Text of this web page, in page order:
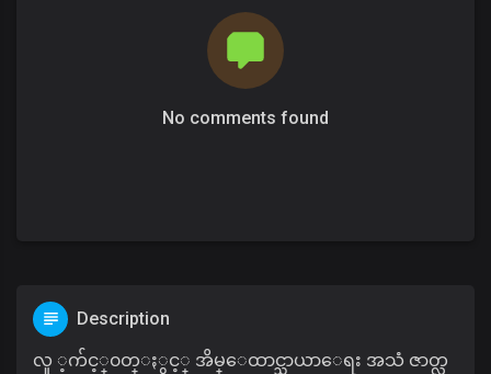
No comments found
Description
လူ ့က်င့္၀တ္ႏွင့္ အိမ္ေထာင္သာယာေရး အသံ ဇာတ္လ